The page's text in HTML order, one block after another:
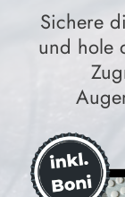
Sichere
und hole